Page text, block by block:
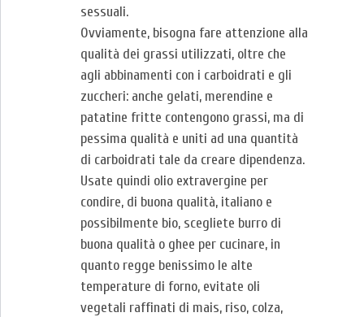
sessuali.
Ovviamente, bisogna fare attenzione alla
qualità dei grassi utilizzati, oltre che
agli abbinamenti con i carboidrati e gli
zuccheri: anche gelati, merendine e
patatine fritte contengono grassi, ma di
pessima qualità e uniti ad una quantità
di carboidrati tale da creare dipendenza.
Usate quindi olio extravergine per
condire, di buona qualità, italiano e
possibilmente bio, scegliete burro di
buona qualità o ghee per cucinare, in
quanto regge benissimo le alte
temperature di forno, evitate oli
vegetali raffinati di mais, riso, colza,